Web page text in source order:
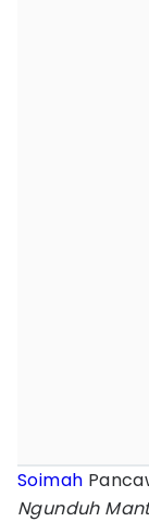
Soimah
Ngunduh